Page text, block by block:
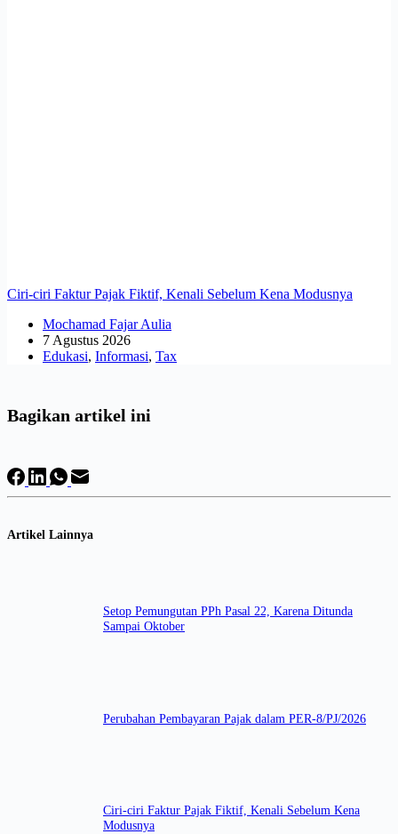
Ciri-ciri Faktur Pajak Fiktif, Kenali Sebelum Kena Modusnya
Mochamad Fajar Aulia
7 Agustus 2026
Edukasi, Informasi, Tax
Bagikan artikel ini
Artikel Lainnya
Setop Pemungutan PPh Pasal 22, Karena Ditunda
Sampai Oktober
Perubahan Pembayaran Pajak dalam PER-8/PJ/2026
Ciri-ciri Faktur Pajak Fiktif, Kenali Sebelum Kena
Modusnya